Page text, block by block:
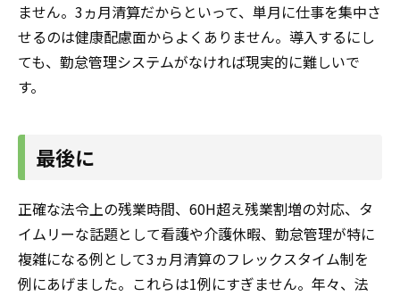
ません。3ヵ月清算だからといって、単月に仕事を集中さ
せるのは健康配慮面からよくありません。導入するにし
ても、勤怠管理システムがなければ現実的に難しいで
す。
最後に
正確な法令上の残業時間、60H超え残業割増の対応、タ
イムリーな話題として看護や介護休暇、勤怠管理が特に
複雑になる例として3ヵ月清算のフレックスタイム制を
例にあげました。これらは1例にすぎません。年々、法